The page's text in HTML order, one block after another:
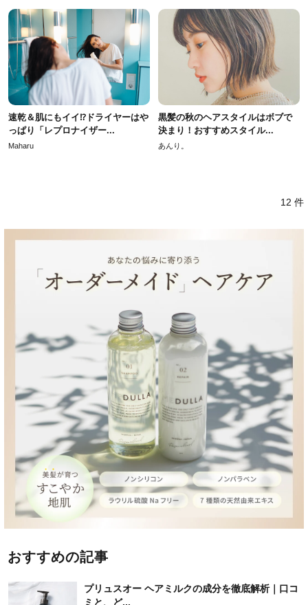
速乾＆肌にもイイ⁉ドライヤーはや
っぱり「レプロナイザー...
Maharu
黒髪の秋のヘアスタイルはボブで
決まり！おすすめスタイル...
あんり。
12 件
おすすめの記事
プリュスオー ヘアミルクの成分を徹底解析｜口コ
ミと、ど...